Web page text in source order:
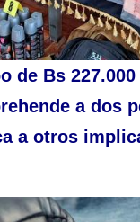
de Bs
a dos
a otros